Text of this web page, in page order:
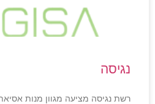
נגיסה
רשת נגיסה מציעה מגוון מנות